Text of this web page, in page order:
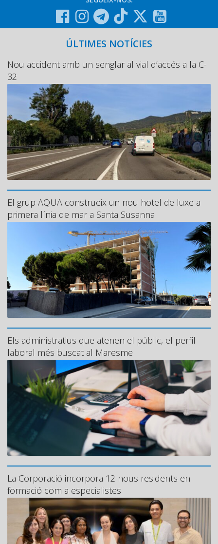
ÚLTIMES NOTÍCIES
Nou accident amb un senglar al vial d’accés a la C-
32
El grup AQUA construeix un nou hotel de luxe a
primera línia de mar a Santa Susanna
Els administratius que atenen el públic, el perfil
laboral més buscat al Maresme
La Corporació incorpora 12 nous residents en
formació com a especialistes